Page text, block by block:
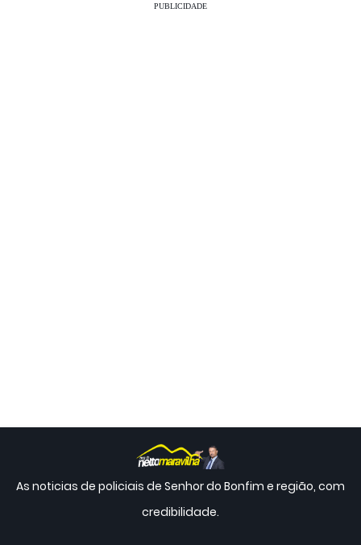
PUBLICIDADE
As noticias de policiais de Senhor do Bonfim e região, com
credibilidade.